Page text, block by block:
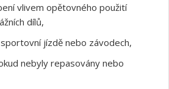
vlivem opětovného použití
dílů,
jízdě nebo závodech,
nebyly repasovány nebo